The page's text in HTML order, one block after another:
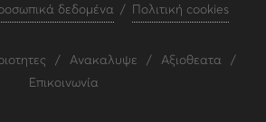
δεδομένα / Πολιτική cookies
/ Ανακαλυψε / Αξιοθεατα
/
Επικοινωνία